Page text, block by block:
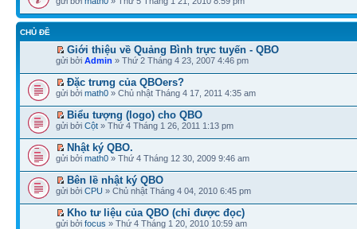
CHỦ ĐỀ
Giới thiệu về Quảng Bình trực tuyến - QBO
gửi bởi Admin » Thứ 2 Tháng 4 23, 2007 4:46 pm
Đặc trưng của QBOers?
gửi bởi math0 » Chủ nhật Tháng 4 17, 2011 4:35 am
Biểu tượng (logo) cho QBO
gửi bởi Cột » Thứ 4 Tháng 1 26, 2011 1:13 pm
Nhật ký QBO.
gửi bởi math0 » Thứ 4 Tháng 12 30, 2009 9:46 am
Bên lề nhật ký QBO
gửi bởi CPU » Chủ nhật Tháng 4 04, 2010 6:45 pm
Kho tư liệu của QBO (chỉ được đọc)
gửi bởi focus » Thứ 4 Tháng 1 20, 2010 10:59 am